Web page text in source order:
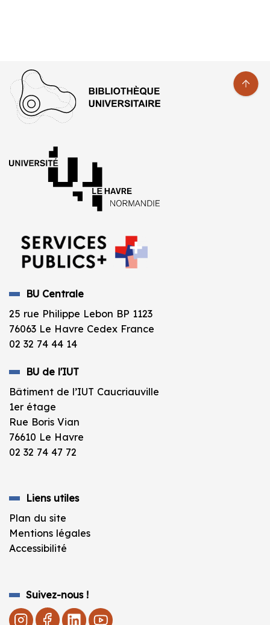
BU Centrale
25 rue Philippe Lebon BP 1123
76063 Le Havre Cedex France
02 32 74 44 14
BU de l'IUT
Bâtiment de l’IUT Caucriauville
1er étage
Rue Boris Vian
76610 Le Havre
02 32 74 47 72
Liens utiles
Plan du site
Mentions légales
Accessibilité
Suivez-nous !